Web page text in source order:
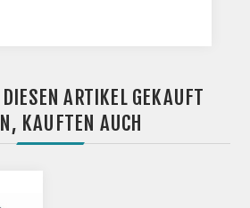
ARTIKEL GEKAUFT
KAUFTEN AUCH